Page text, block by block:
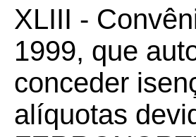
XLIII -
1999, que
conceder
alíquotas